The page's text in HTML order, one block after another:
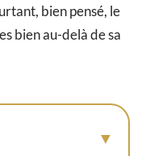
bien pensé, le
bien au-delà de sa